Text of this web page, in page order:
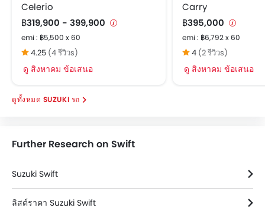
กระจกมองข้างปรับไฟฟ้า
กระจกไฟฟ้าด้านหน้า
ระบบไล่ฝ้ากระจกหลัง
มาตรวัดความเร็วรอบ
ระบบช่วยควบคุมการทรงตัวขณะเข้าโค้ง
เข็มขัดนิรภัยสำหรับผู้โดยสารตอนหลัง
เบาะผ้า
ไฟส่องสว่างภายในห้องโดยสาร
ไฟส่องสว่างห้องสัมภาระท้าย
ระบบปัดน้ำฝนด้านหลัง
Celerio
฿319,900 - 399,900
emi : ฿5,500 x 60
4.25 (4 รีวิวs)
ดู สิงหาคม ข้อเสนอ
Carry
฿395,000
emi : ฿6,792 x 60
4 (2 รีวิวs)
ดู สิงหาคม ข้อเสนอ
SUZUKI รถ
Further Research on Swift
Suzuki Swift
ลิสต์ราคา Suzuki Swift